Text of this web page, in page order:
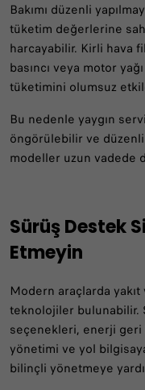
Bakımı düzenli
tüketim değerlerine
harcayabilir. Kirli hava
basıncı veya motor
tüketimini olumsuz
Bu nedenle yaygın
öngörülebilir ve
modeller uzun vadede
Sürüş Destek
Etmeyin
Modern araçlarda
teknolojiler bulunabilir.
seçenekleri, enerji geri
yönetimi ve yol
bilinçli yönetmeye